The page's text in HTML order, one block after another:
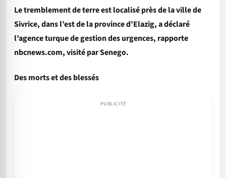
Le tremblement de terre est localisé près de la ville de
Sivrice, dans l’est de la province d’Elazig, a déclaré
l’agence turque de gestion des urgences, rapporte
nbcnews.com, visité par Senego.
Des morts et des blessés